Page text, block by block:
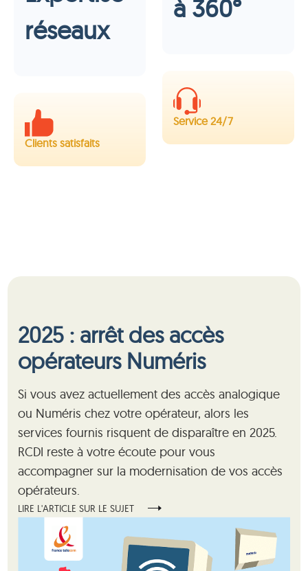
réseaux
Clients satisfaits
à 360°
Service 24/7
2025 : arrêt des accès
opérateurs Numéris
Si vous avez actuellement des accès analogique
ou Numéris chez votre opérateur, alors les
services fournis risquent de disparaître en 2025.
RCDI reste à votre écoute pour vous
accompagner sur la modernisation de vos accès
opérateurs.
LIRE L'ARTICLE SUR LE SUJET